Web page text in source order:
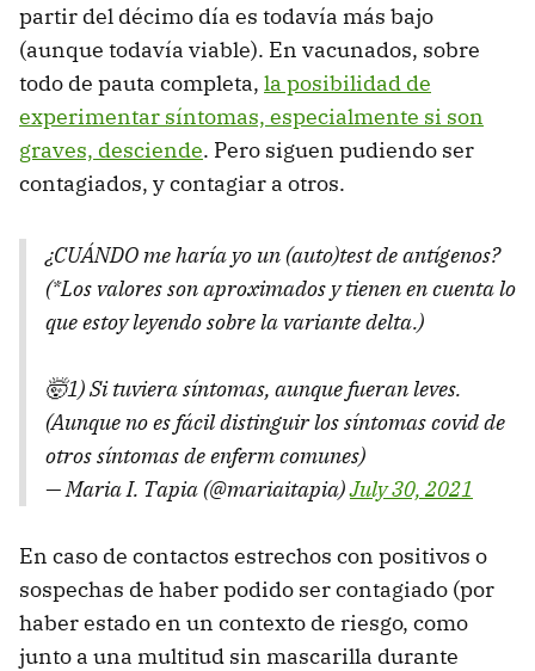
partir del décimo día es todavía más bajo
(aunque todavía viable). En vacunados, sobre
todo de pauta completa, la posibilidad de
experimentar síntomas, especialmente si son
graves, desciende. Pero siguen pudiendo ser
contagiados, y contagiar a otros.
¿CUÁNDO me haría yo un (auto)test de antígenos?
(*Los valores son aproximados y tienen en cuenta lo
que estoy leyendo sobre la variante delta.)
🤯1) Si tuviera síntomas, aunque fueran leves.
(Aunque no es fácil distinguir los síntomas covid de
otros síntomas de enferm comunes)
— Maria I. Tapia (@mariaitapia)July 30, 2021
En caso de contactos estrechos con positivos o
sospechas de haber podido ser contagiado (por
haber estado en un contexto de riesgo, como
junto a una multitud sin mascarilla durante